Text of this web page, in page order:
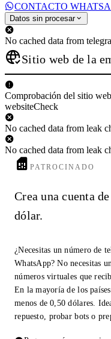
CONTACTO
Datos sin procesar
No cached data from
Sitio web de la
Comprobación del sitio
websiteCheck
No cached data from leak
No cached data from leak
PATROCINADO
Crea una cuenta
dólar.
¿Necesitas un número de
WhatsApp? No necesitas
números virtuales que
En la mayoría de los
menos de 0,50 dólares.
repuesto, probar bots o